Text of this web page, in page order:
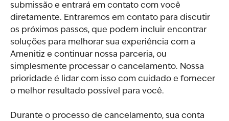
submissão e entrará em contato com você
diretamente. Entraremos em contato para discutir
os próximos passos, que podem incluir encontrar
soluções para melhorar sua experiência com a
Amenitiz e continuar nossa parceria, ou
simplesmente processar o cancelamento. Nossa
prioridade é lidar com isso com cuidado e fornecer
o melhor resultado possível para você.
Durante o processo de cancelamento, sua conta